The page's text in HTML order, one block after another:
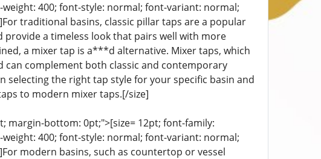
400; font-style: normal; font-variant: normal;
traditional basins, classic pillar taps are a popular
a timeless look that pairs well with more
a mixer tap is a***d alternative. Mixer taps, which
complement both classic and contemporary
selecting the right tap style for your specific basin and
to modern mixer taps.[/size]
margin-bottom: 0pt;">[size= 12pt; font-family:
400; font-style: normal; font-variant: normal;
modern basins, such as countertop or vessel